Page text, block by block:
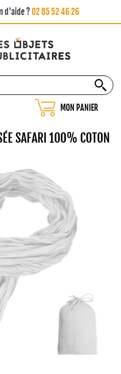
d'aide ?02 85 52 46 26
MON PANIER
SAFARI 100% COTON